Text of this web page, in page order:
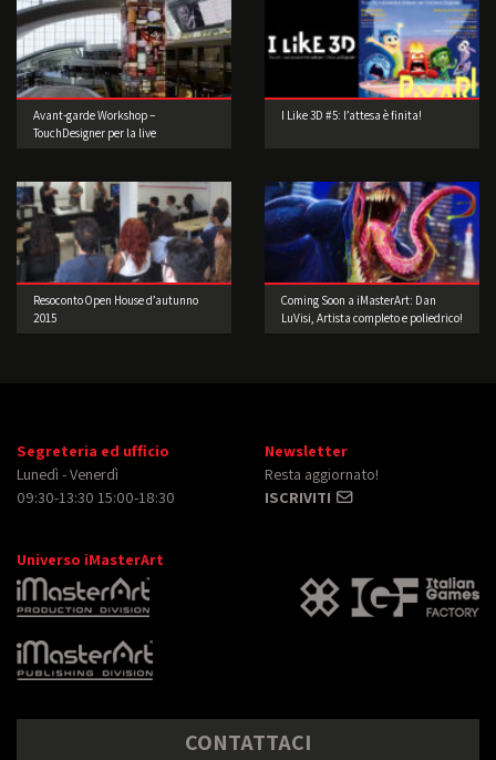
Avant-garde Workshop –
TouchDesigner per la live
I Like 3D #5: l’attesa è finita!
Resoconto Open House d’autunno
2015
Coming Soon a iMasterArt: Dan
LuVisi, Artista completo e poliedrico!
Segreteria ed ufficio
Lunedì - Venerdì
09:30-13:30 15:00-18:30
Newsletter
Resta aggiornato!
ISCRIVITI
Universo iMasterArt
CONTATTACI